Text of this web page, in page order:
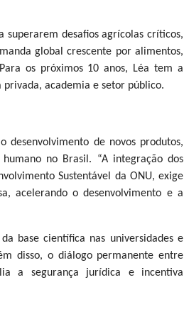
superarem desafios agrícolas críticos,
global crescente por alimentos,
os próximos 10 anos, Léa tem a
academia e setor público.
desenvolvimento de novos produtos,
no Brasil. “A integração dos
Sustentável da ONU, exige
acelerando o desenvolvimento e a
base científica nas universidades e
disso, o diálogo permanente entre
a segurança jurídica e incentiva